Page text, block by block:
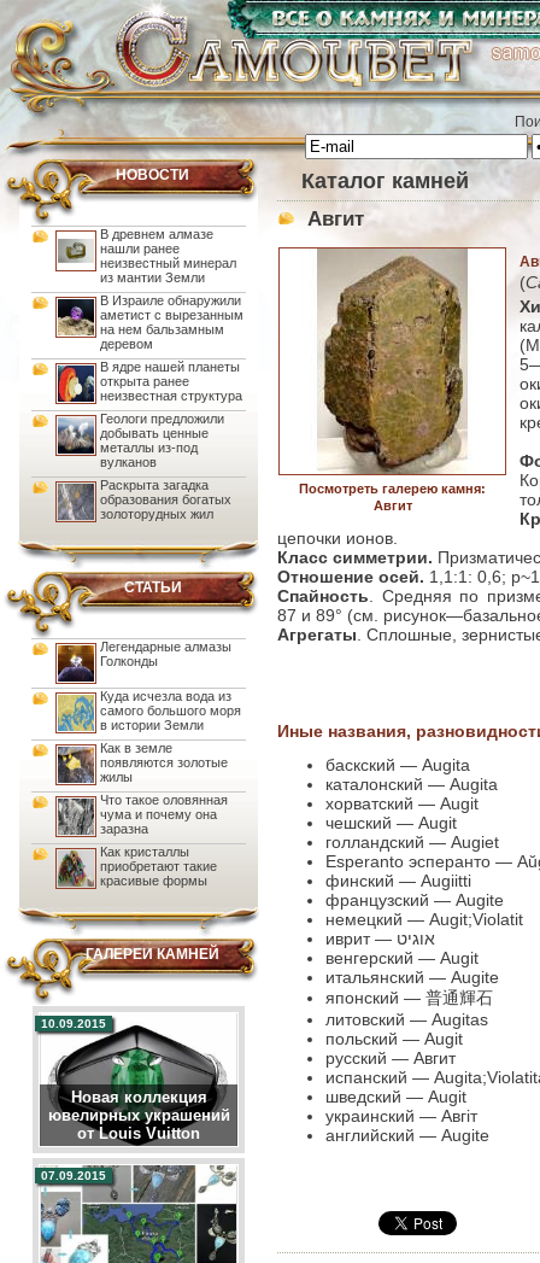
НОВОСТИ
В древнем алмазе
нашли ранее
неизвестный минерал
из мантии Земли
В Израиле обнаружили
аметист с вырезанным
на нем бальзамным
деревом
В ядре нашей планеты
открыта ранее
неизвестная структура
Геологи предложили
добывать ценные
металлы из-под
вулканов
Раскрыта загадка
образования богатых
золоторудных жил
СТАТЬИ
Легендарные алмазы
Голконды
Куда исчезла вода из
самого большого моря
в истории Земли
Как в земле
появляются золотые
жилы
Что такое оловянная
чума и почему она
заразна
Как кристаллы
приобретают такие
красивые формы
ГАЛЕРЕИ КАМНЕЙ
Новая коллекция
ювелирных украшений
от Louis Vuitton
10.09.2015
07.09.2015
Каталог камней
Авгит
Посмотреть галерею камня:
Авгит
(C
цепочки ионов.
Класс симметрии.
Отношение осей. 1,1:1: 0,6;
Спайность . Средняя по
87 и 89° (см.
Агрегаты . Сплошные,
Иные названия,
баскский — Augita
каталонский — Augita
хорватский — Augit
чешский — Augit
голландский — Augiet
Esperanto эсперанто —
финский — Augiitti
французский — Augite
немецкий — Augit;Violatit
иврит — אוגיט
венгерский — Augit
итальянский — Augite
японский — 普通輝石
литовский — Augitas
польский — Augit
русский — Авгит
испанский —
шведский — Augit
украинский — Авгіт
английский — Augite